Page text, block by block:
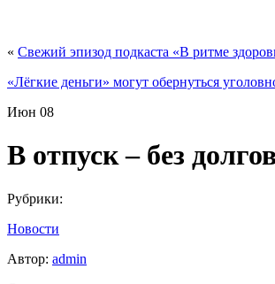
« Свежий эпизод подкаста «В ритме
«Лёгкие деньги» могут обернуться
Июн 08
В отпуск – без
Рубрики:
Новости
Автор: admin